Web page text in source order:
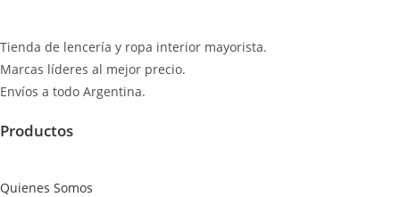
Tienda de lencería y ropa interior mayorista.
Marcas líderes al mejor precio.
Envíos a todo Argentina.
Productos
Quienes Somos